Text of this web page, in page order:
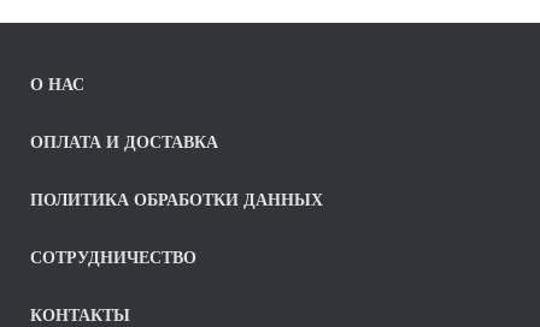
О НАС
ОПЛАТА И ДОСТАВКА
ПОЛИТИКА ОБРАБОТКИ ДАННЫХ
СОТРУДНИЧЕСТВО
КОНТАКТЫ